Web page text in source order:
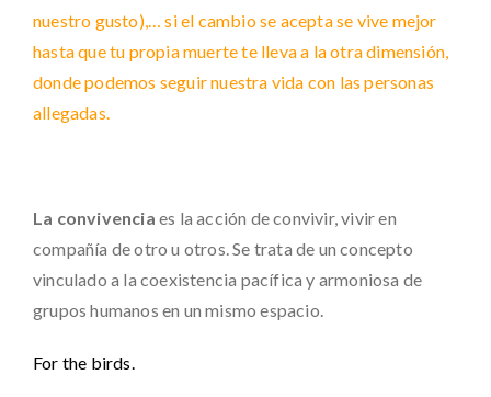
nuestro gusto),… si el cambio se acepta se vive mejor
hasta que tu propia muerte te lleva a la otra dimensión,
donde podemos seguir nuestra vida con las personas
allegadas.
La convivencia es la acción de convivir, vivir en
compañía de otro u otros. Se trata de un concepto
vinculado a la coexistencia pacífica y armoniosa de
grupos humanos en un mismo espacio.
For the birds.